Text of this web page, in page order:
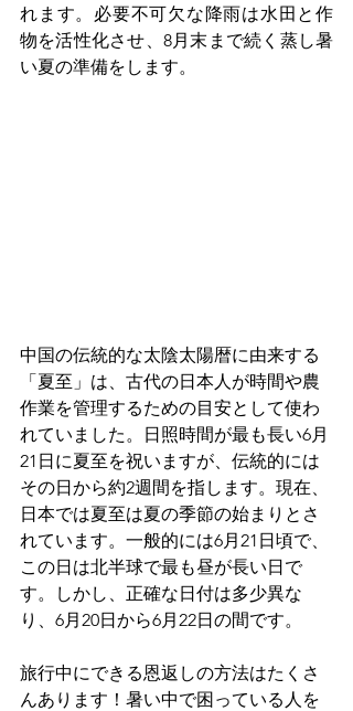
れます。必要不可欠な降雨は水田と作
物を活性化させ、8月末まで続く蒸し暑
い夏の準備をします。
中国の伝統的な太陰太陽暦に由来する
「夏至」は、古代の日本人が時間や農
作業を管理するための目安として使わ
れていました。日照時間が最も長い6月
21日に夏至を祝いますが、伝統的には
その日から約2週間を指します。現在、
日本では夏至は夏の季節の始まりとさ
れています。一般的には6月21日頃で、
この日は北半球で最も昼が長い日で
す。しかし、正確な日付は多少異な
り、6月20日から6月22日の間です。
旅行中にできる恩返しの方法はたくさ
んあります！暑い中で困っている人を